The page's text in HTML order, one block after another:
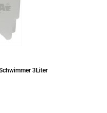
3Liter